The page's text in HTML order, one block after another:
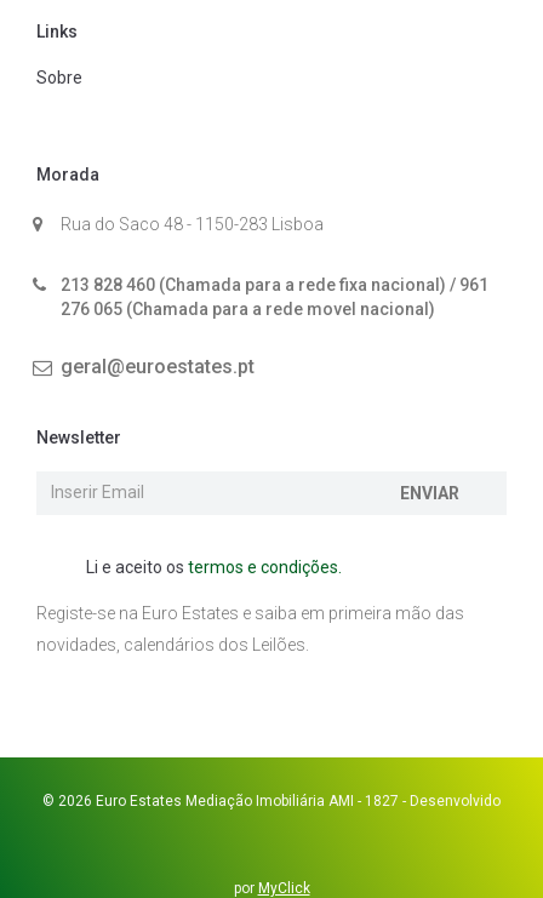
Links
Sobre
Morada
Rua do Saco 48 - 1150-283 Lisboa
213 828 460 (Chamada para a rede fixa nacional) / 961
276 065 (Chamada para a rede movel nacional)
geral@euroestates.pt
Newsletter
ENVIAR
Li e aceito os termos e condições.
Registe-se na Euro Estates e saiba em primeira mão das
novidades, calendários dos Leilões.
© 2026 Euro Estates Mediação Imobiliária AMI - 1827 - Desenvolvido
por MyClick